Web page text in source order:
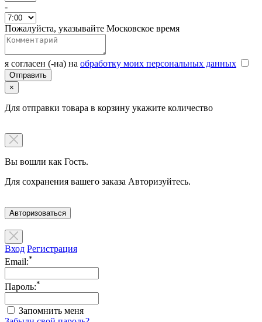
-
Пожалуйста, указывайте Московское время
я согласен (-на) на обработку моих персональных данных
×
Для отправки товара в корзину укажите количество
Вы вошли как Гость.
Для сохранения вашего заказа Авторизуйтесь.
Авторизоваться
Вход Регистрация
Email:*
Пароль:*
Запомнить меня